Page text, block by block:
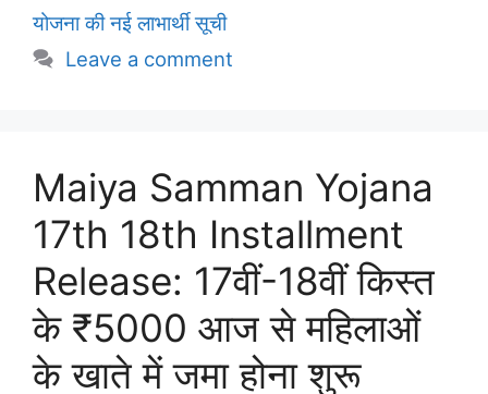
योजना की नई लाभार्थी सूची
Leave a comment
Maiya Samman Yojana
17th 18th Installment
Release: 17वीं-18वीं किस्त
के ₹5000 आज से महिलाओं
के खाते में जमा होना शुरू